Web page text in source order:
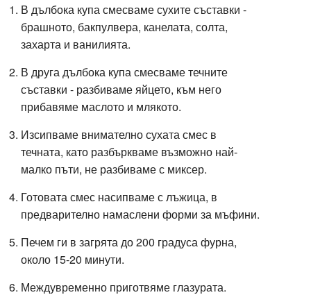
В дълбока купа смесваме сухите съставки -
брашното, бакпулвера, канелата, солта,
захарта и ванилията.
В друга дълбока купа смесваме течните
съставки - разбиваме яйцето, към него
прибавяме маслото и млякото.
Изсипваме внимателно сухата смес в
течната, като разбъркваме възможно най-
малко пъти, не разбиваме с миксер.
Готовата смес насипваме с лъжица, в
предварително намаслени форми за мъфини.
Печем ги в загрята до 200 градуса фурна,
около 15-20 минути.
Междувременно приготвяме глазурата.